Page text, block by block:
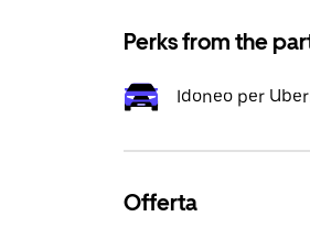
Perks from the
Idoneo per
Offerta